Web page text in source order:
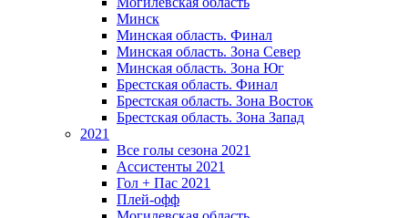
Минск
Mинская область. Финал
Минская область. Зона Север
Минская область. Зона Юг
Брестская область. Финал
Брестская область. Зона Восток
Брестская область. Зона Запад
2021
Все голы сезона 2021
Ассистенты 2021
Гол + Пас 2021
Плей-офф